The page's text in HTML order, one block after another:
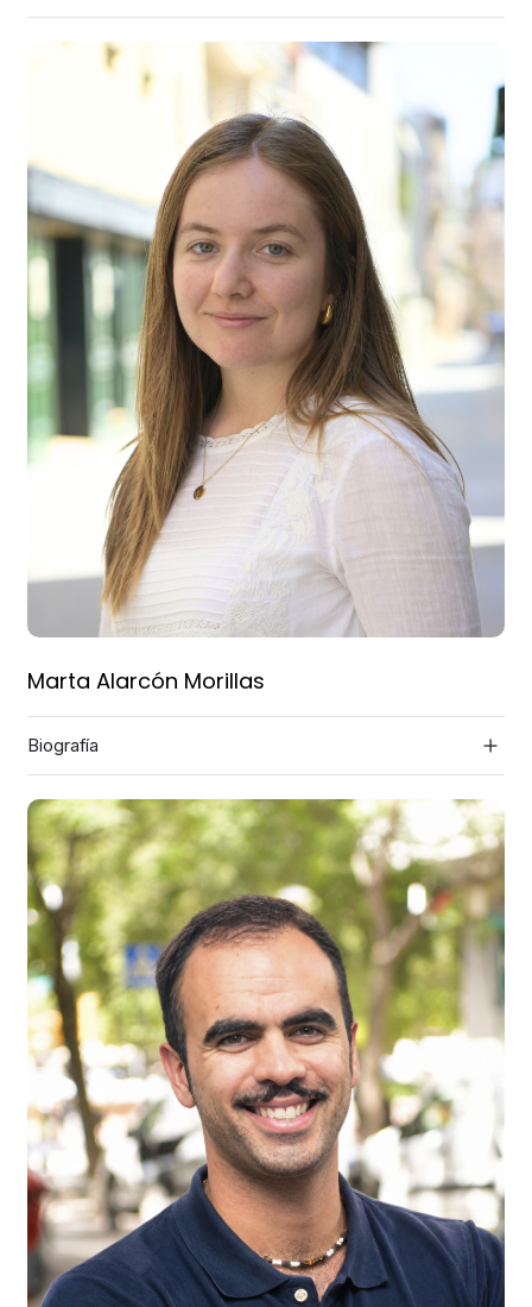
Marta Alarcón Morillas
Biografía